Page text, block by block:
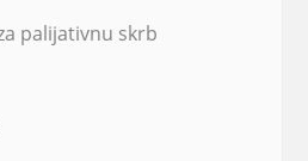
palijativnu skrb